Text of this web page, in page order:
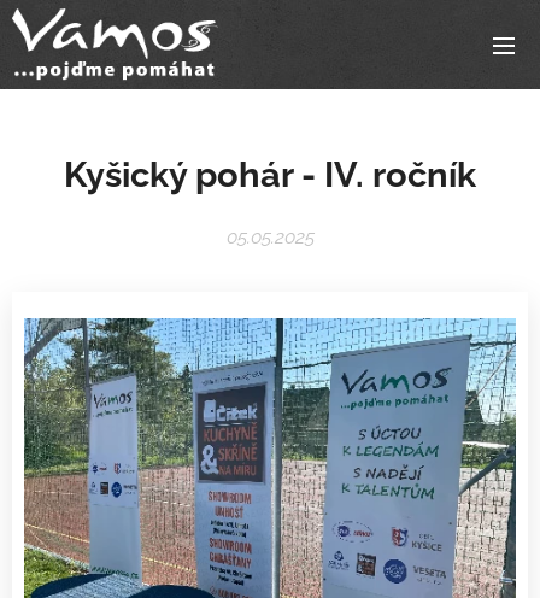
Kyšický pohár - IV. ročník
05.05.2025